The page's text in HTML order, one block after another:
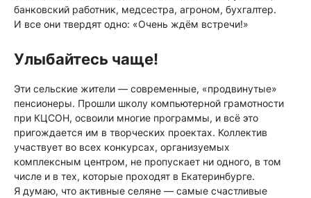
банковский работник, медсестра, агроном, бухгалтер.
И все они твердят одно: «Очень ждём встречи!»
Улыбайтесь чаще!
Эти сельские жители — современные, «продвинутые»
пенсионеры. Прошли школу компьютерной грамотности
при КЦСОН, освоили многие программы, и всё это
пригождается им в творческих проектах. Коллектив
участвует во всех конкурсах, организуемых
комплексным центром, не пропускает ни одного, в том
числе и в тех, которые проходят в Екатеринбурге.
Я думаю, что активные селяне — самые счастливые